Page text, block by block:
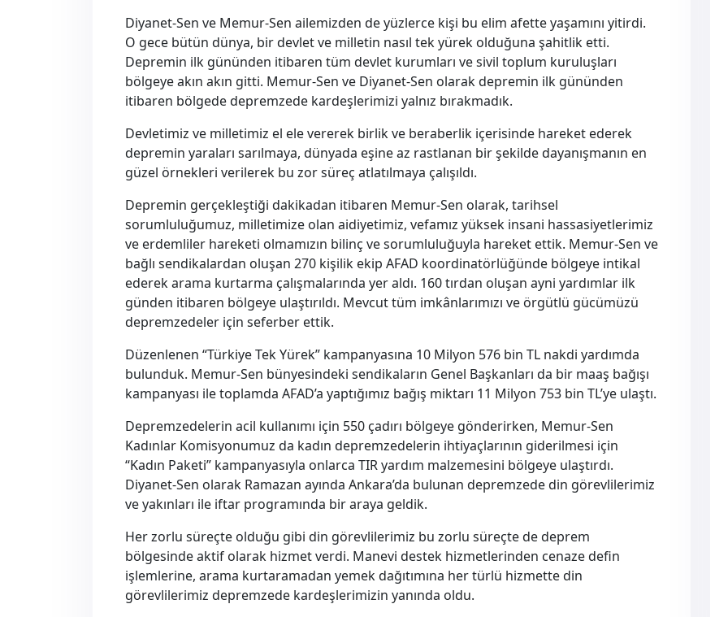
Diyanet-Sen ve Memur-Sen ailemizden de yüzlerce kişi bu elim afette yaşamını yitirdi.
O gece bütün dünya, bir devlet ve milletin nasıl tek yürek olduğuna şahitlik etti.
Depremin ilk gününden itibaren tüm devlet kurumları ve sivil toplum kuruluşları
bölgeye akın akın gitti. Memur-Sen ve Diyanet-Sen olarak depremin ilk gününden
itibaren bölgede depremzede kardeşlerimizi yalnız bırakmadık.
Devletimiz ve milletimiz el ele vererek birlik ve beraberlik içerisinde hareket ederek
depremin yaraları sarılmaya, dünyada eşine az rastlanan bir şekilde dayanışmanın en
güzel örnekleri verilerek bu zor süreç atlatılmaya çalışıldı.
Depremin gerçekleştiği dakikadan itibaren Memur-Sen olarak, tarihsel
sorumluluğumuz, milletimize olan aidiyetimiz, vefamız yüksek insani hassasiyetlerimiz
ve erdemliler hareketi olmamızın bilinç ve sorumluluğuyla hareket ettik. Memur-Sen ve
bağlı sendikalardan oluşan 270 kişilik ekip AFAD koordinatörlüğünde bölgeye intikal
ederek arama kurtarma çalışmalarında yer aldı. 160 tırdan oluşan ayni yardımlar ilk
günden itibaren bölgeye ulaştırıldı. Mevcut tüm imkânlarımızı ve örgütlü gücümüzü
depremzedeler için seferber ettik.
Düzenlenen “Türkiye Tek Yürek” kampanyasına 10 Milyon 576 bin TL nakdi yardımda
bulunduk. Memur-Sen bünyesindeki sendikaların Genel Başkanları da bir maaş bağışı
kampanyası ile toplamda AFAD’a yaptığımız bağış miktarı 11 Milyon 753 bin TL’ye ulaştı.
Depremzedelerin acil kullanımı için 550 çadırı bölgeye gönderirken, Memur-Sen
Kadınlar Komisyonumuz da kadın depremzedelerin ihtiyaçlarının giderilmesi için
“Kadın Paketi” kampanyasıyla onlarca TIR yardım malzemesini bölgeye ulaştırdı.
Diyanet-Sen olarak Ramazan ayında Ankara’da bulunan depremzede din görevlilerimiz
ve yakınları ile iftar programında bir araya geldik.
Her zorlu süreçte olduğu gibi din görevlilerimiz bu zorlu süreçte de deprem
bölgesinde aktif olarak hizmet verdi. Manevi destek hizmetlerinden cenaze defin
işlemlerine, arama kurtaramadan yemek dağıtımına her türlü hizmette din
görevlilerimiz depremzede kardeşlerimizin yanında oldu.